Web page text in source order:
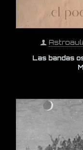
Las bandas